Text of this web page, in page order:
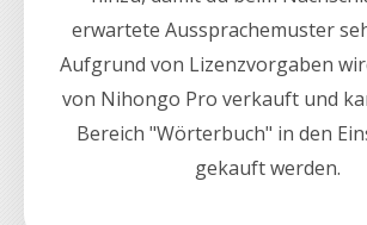
erwartete Aussprachemuster
Aufgrund von Lizenzvorgaben
von Nihongo Pro verkauft und
Bereich "Wörterbuch" in den
gekauft werden.